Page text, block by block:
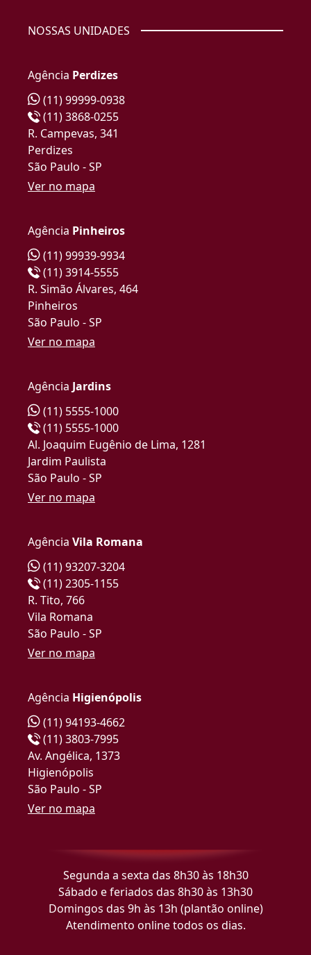
NOSSAS UNIDADES
Agência Perdizes
(11) 99999-0938
(11) 3868-0255
R. Campevas, 341
Perdizes
São Paulo - SP
Ver no mapa
Agência Pinheiros
(11) 99939-9934
(11) 3914-5555
R. Simão Álvares, 464
Pinheiros
São Paulo - SP
Ver no mapa
Agência Jardins
(11) 5555-1000
(11) 5555-1000
Al. Joaquim Eugênio de Lima, 1281
Jardim Paulista
São Paulo - SP
Ver no mapa
Agência Vila Romana
(11) 93207-3204
(11) 2305-1155
R. Tito, 766
Vila Romana
São Paulo - SP
Ver no mapa
Agência Higienópolis
(11) 94193-4662
(11) 3803-7995
Av. Angélica, 1373
Higienópolis
São Paulo - SP
Ver no mapa
Segunda a sexta das 8h30 às 18h30
Sábado e feriados das 8h30 às 13h30
Domingos das 9h às 13h (plantão online)
Atendimento online todos os dias.